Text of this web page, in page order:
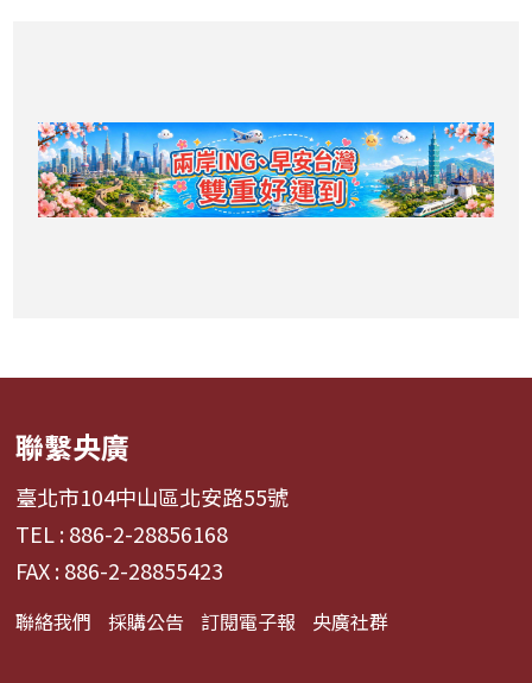
聯繫央廣
臺北市104中山區北安路55號
TEL : 886-2-28856168
FAX : 886-2-28855423
聯絡我們 採購公告 訂閱電子報 央廣社群